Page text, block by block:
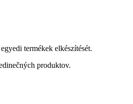
termékek elkészítését.
produktov.